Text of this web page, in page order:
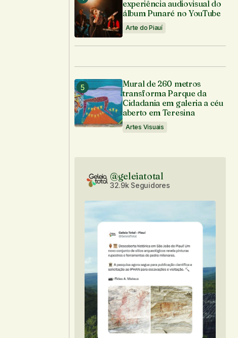
experiência audiovisual do
álbum Punaré no YouTube
Arte do Piauí
Mural de 260 metros
transforma Parque da
Cidadania em galeria a céu
aberto em Teresina
Artes Visuais
@geleiatotal
32.9k Seguidores